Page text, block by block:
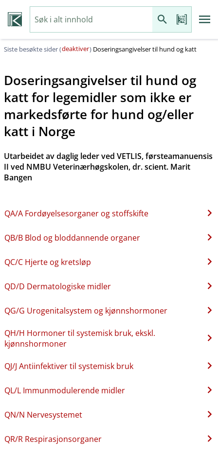
Siste besøkte sider (deaktiver) Doseringsangivelser til hund og katt
Doseringsangivelser til hund og
katt for legemidler som ikke er
markedsførte for hund og​/​eller
katt i Norge
Utarbeidet av daglig leder ved VETLIS, førsteamanuensis
II ved NMBU Veterinærhøgskolen, dr. scient. Marit
Bangen
QA​/​A Fordøyelsesorganer og stoffskifte
QB​/​B Blod og bloddannende organer
QC​/​C Hjerte og kretsløp
QD​/​D Dermatologiske midler
QG​/​G Urogenitalsystem og kjønnshormoner
QH​/​H Hormoner til systemisk bruk, ekskl.
kjønnshormoner
QJ​/​J Antiinfektiver til systemisk bruk
QL​/​L Immunmodulerende midler
QN​/​N Nervesystemet
QR​/​R Respirasjonsorganer